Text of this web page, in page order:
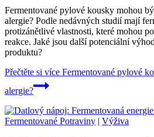
Fermentované pylové kousky mohou
alergie? Podle nedávných studií mají
protizánětlivé vlastnosti, které mohou
reakce. Jaké jsou další potenciální
produktu?
Přečtěte si více Fermentované pylové
alergie?
Fermentované Potraviny | Výživa